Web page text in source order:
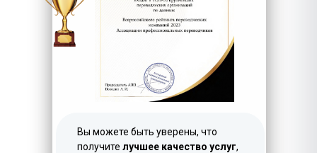
LET'S GO!
Вы можете быть уверены, что
получите лучшее качество услуг,